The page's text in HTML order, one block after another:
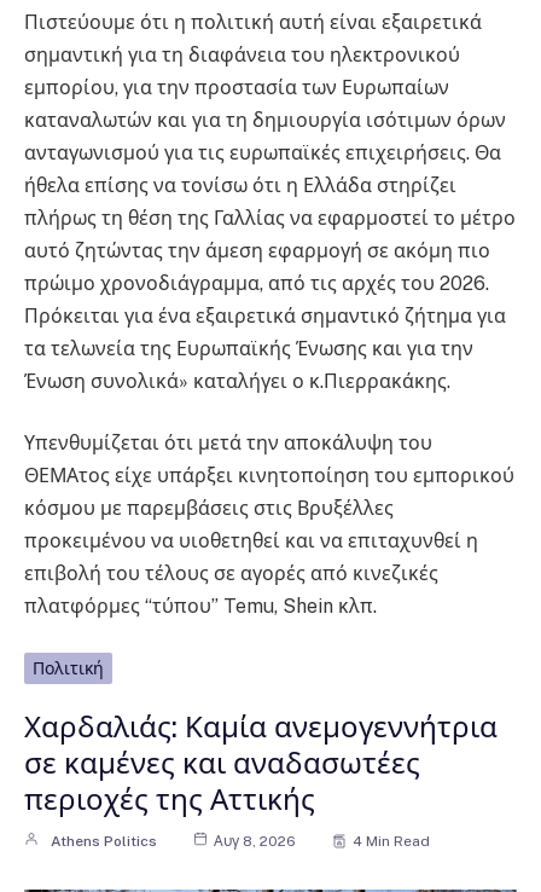
Πιστεύουμε ότι η πολιτική αυτή είναι εξαιρετικά
σημαντική για τη διαφάνεια του ηλεκτρονικού
εμπορίου, για την προστασία των Ευρωπαίων
καταναλωτών και για τη δημιουργία ισότιμων όρων
ανταγωνισμού για τις ευρωπαϊκές επιχειρήσεις. Θα
ήθελα επίσης να τονίσω ότι η Ελλάδα στηρίζει
πλήρως τη θέση της Γαλλίας να εφαρμοστεί το μέτρο
αυτό ζητώντας την άμεση εφαρμογή σε ακόμη πιο
πρώιμο χρονοδιάγραμμα, από τις αρχές του 2026.
Πρόκειται για ένα εξαιρετικά σημαντικό ζήτημα για
τα τελωνεία της Ευρωπαϊκής Ένωσης και για την
Ένωση συνολικά» καταλήγει ο κ.Πιερρακάκης.
Υπενθυμίζεται ότι μετά την αποκάλυψη του
ΘΕΜΑτος είχε υπάρξει κινητοποίηση του εμπορικού
κόσμου με παρεμβάσεις στις Βρυξέλλες
προκειμένου να υιοθετηθεί και να επιταχυνθεί η
επιβολή του τέλους σε αγορές από κινεζικές
πλατφόρμες “τύπου” Temu, Shein κλπ.
Πολιτική
Χαρδαλιάς: Καμία ανεμογεννήτρια
σε καμένες και αναδασωτέες
περιοχές της Αττικής
Athens Politics Αυγ 8, 2026 4 Min Read